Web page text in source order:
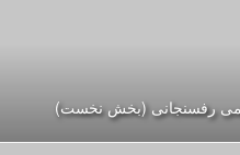
رفسنجانی (بخش نخست)